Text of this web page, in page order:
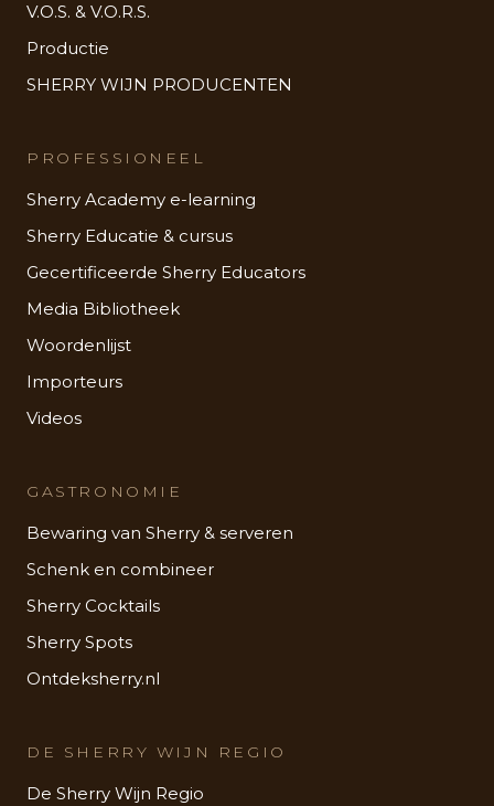
V.O.S. & V.O.R.S.
Productie
SHERRY WIJN PRODUCENTEN
PROFESSIONEEL
Sherry Academy e-learning
Sherry Educatie & cursus
Gecertificeerde Sherry Educators
Media Bibliotheek
Woordenlijst
Importeurs
Videos
GASTRONOMIE
Bewaring van Sherry & serveren
Schenk en combineer
Sherry Cocktails
Sherry Spots
Ontdeksherry.nl
DE SHERRY WIJN REGIO
De Sherry Wijn Regio